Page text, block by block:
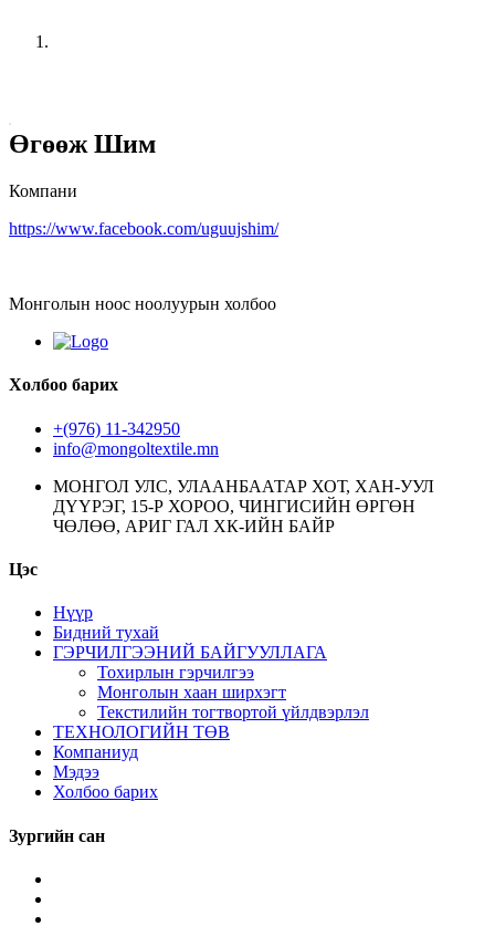
Өгөөж Шим
Компани
https://www.facebook.com/uguujshim/
Монголын ноос ноолуурын холбоо
Холбоо барих
+(976) 11-342950
info@mongoltextile.mn
МОНГОЛ УЛС, УЛААНБААТАР ХОТ, ХАН-УУЛ
ДҮҮРЭГ, 15-Р ХОРОО, ЧИНГИСИЙН ӨРГӨН
ЧӨЛӨӨ, АРИГ ГАЛ ХК-ИЙН БАЙР
Цэс
Нүүр
Бидний тухай
ГЭРЧИЛГЭЭНИЙ БАЙГУУЛЛАГА
Тохирлын гэрчилгээ
Монголын хаан ширхэгт
Текстилийн тогтвортой үйлдвэрлэл
ТЕХНОЛОГИЙН ТӨВ
Компаниуд
Мэдээ
Холбоо барих
Зургийн сан